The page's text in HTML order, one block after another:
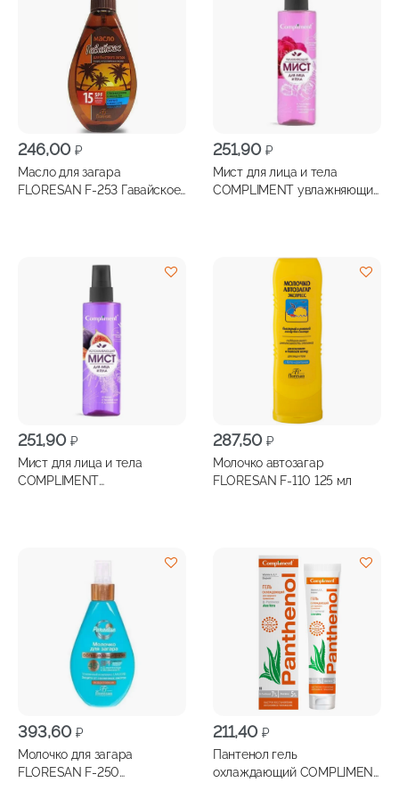
246,00 ₽
Масло для загара
FLORESAN F-253 Гавайское
251,90 ₽
Мист для лица и тела
COMPLIMENT увлажняющий
251,90 ₽
Мист для лица и тела
COMPLIMENT
287,50 ₽
Молочко автозагар
FLORESAN F-110 125 мл
393,60 ₽
Молочко для загара
FLORESAN F-250
211,40 ₽
Пантенол гель
охлаждающий COMPLIMENT